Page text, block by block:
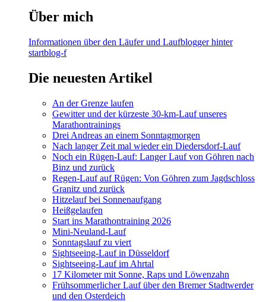
Über mich
Informationen über den Läufer und Laufblogger hinter
startblog-f
Die neuesten Artikel
An der Grenze laufen
Gewitter und der kürzeste 30-km-Lauf unseres
Marathontrainings
Drei Andreas an einem Sonntagmorgen
Nach langer Zeit mal wieder ein Diedersdorf-Lauf
Noch ein Rügen-Lauf: Langer Lauf von Göhren nach
Binz und zurück
Regen-Lauf auf Rügen: Von Göhren zum Jagdschloss
Granitz und zurück
Hitzelauf bei Sonnenaufgang
Heißgelaufen
Start ins Marathontraining 2026
Mini-Neuland-Lauf
Sonntagslauf zu viert
Sightseeing-Lauf in Düsseldorf
Sightseeing-Lauf im Ahrtal
17 Kilometer mit Sonne, Raps und Löwenzahn
Frühsommerlicher Lauf über den Bremer Stadtwerder
und den Osterdeich